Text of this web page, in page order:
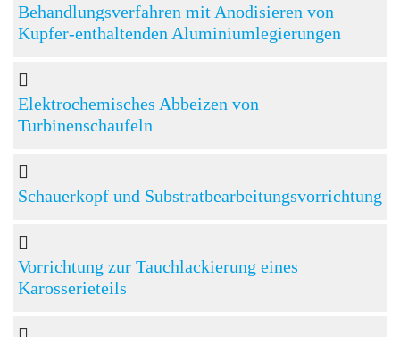
Behandlungsverfahren mit Anodisieren von
Kupfer-enthaltenden Aluminiumlegierungen
Elektrochemisches Abbeizen von
Turbinenschaufeln
Schauerkopf und Substratbearbeitungsvorrichtung
Vorrichtung zur Tauchlackierung eines
Karosserieteils